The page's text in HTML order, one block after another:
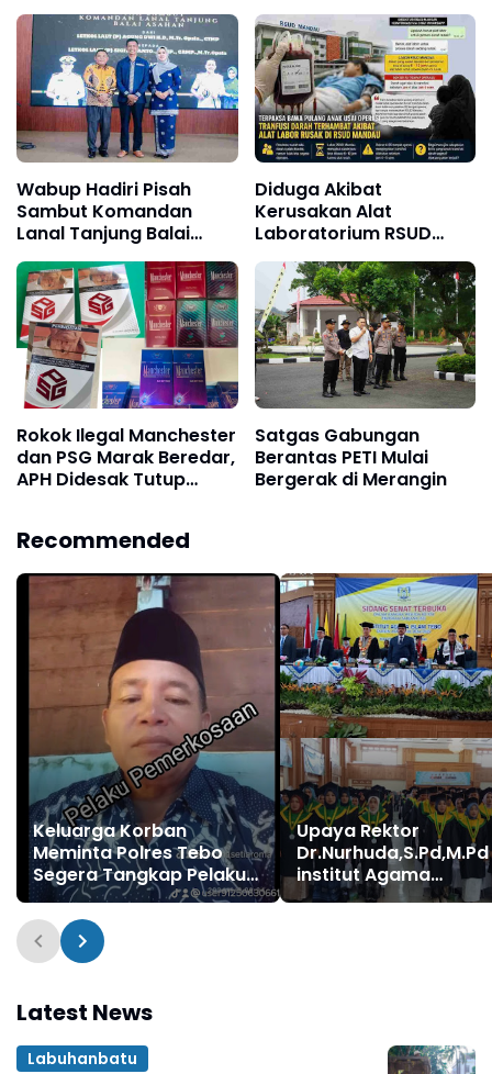
Kondisi Lapangan Jadi
Sorotan Publik.
Barelang, Bea Cukai dan
APH Didesak Lakukan
Penindakan
Wabup Hadiri Pisah
Sambut Komandan
Lanal Tanjung Balai
Asahan
Diduga Akibat
Kerusakan Alat
Laboratorium RSUD
Mandau, Keluarga
Pasien Terpaksa Bawa
Pulang Anak Usai
Operasi di RS Thursina,
Meski Membutuhkan
Transfusi Darah
Rokok Ilegal Manchester
dan PSG Marak Beredar,
APH Didesak Tutup
Satgas Gabungan
Berantas PETI Mulai
Bergerak di Merangin
Recommended
Keluarga Korban
Meminta Polres Tebo
Segera Tangkap Pelaku
Pemerkosaan Anak di
Bawah Umur
Upaya Rektor
Dr.Nurhuda,S.Pd,M.Pd
institut Agama
Islam(IAI)Tebo
Latest News
Labuhanbatu